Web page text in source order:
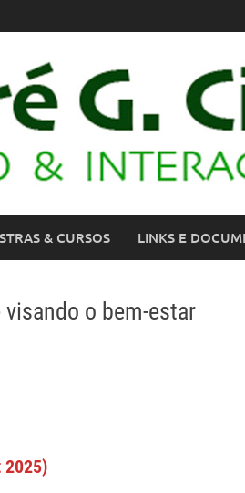
& CURSOS LINKS E
o bem-estar
2025)